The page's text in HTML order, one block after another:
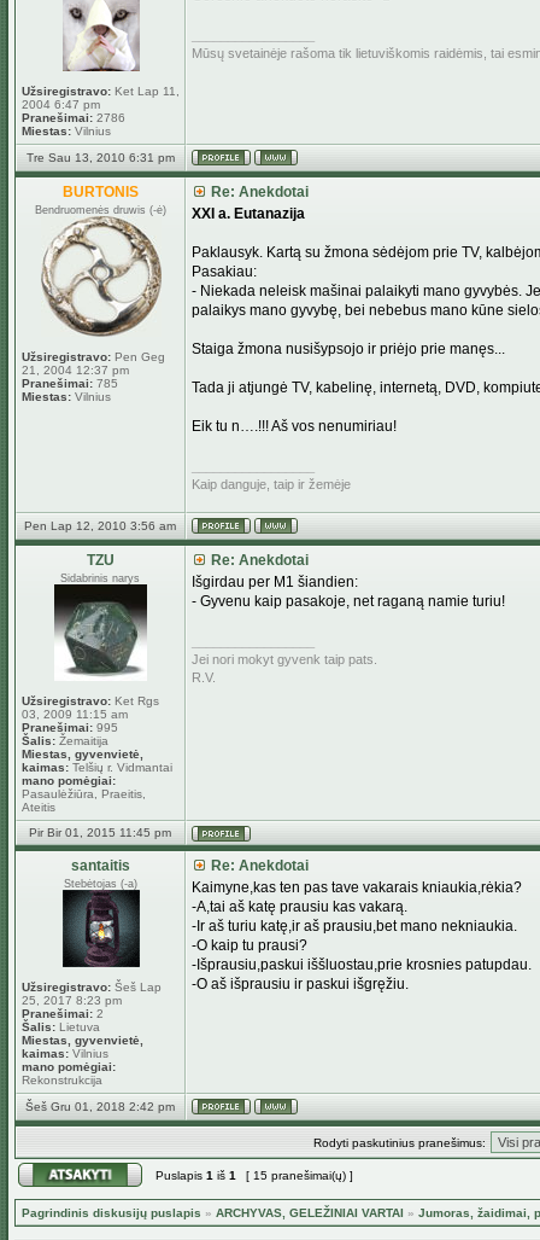
Užsiregistravo: Ket Lap 11,
2004 6:47 pm
Pranešimai: 2786
Miestas: Vilnius
Mūsų svetainėje rašoma tik lietuviškomis raidėmis, tai
Tre Sau 13, 2010 6:31 pm
BURTONIS
Bendruomenės druwis (-ė)
Užsiregistravo: Pen Geg
21, 2004 12:37 pm
Pranešimai: 785
Miestas: Vilnius
Re: Anekdotai
XXI a. Eutanazija
Paklausyk. Kartą su žmona sėdėjom prie TV,
Pasakiau:
- Niekada neleisk mašinai palaikyti mano gyvybės.
palaikys mano gyvybę, bei nebebus mano kūne
Staiga žmona nusišypsojo ir priėjo prie manęs...
Tada ji atjungė TV, kabelinę, internetą, DVD,
Eik tu n….!!! Aš vos nenumiriau!
Kaip danguje, taip ir žemėje
Pen Lap 12, 2010 3:56 am
TZU
Sidabrinis narys
Užsiregistravo: Ket Rgs
03, 2009 11:15 am
Pranešimai: 995
Šalis: Žemaitija
Miestas, gyvenvietė,
kaimas: Telšių r. Vidmantai
mano pomėgiai:
Pasaulėžiūra, Praeitis,
Ateitis
Re: Anekdotai
Išgirdau per M1 šiandien:
- Gyvenu kaip pasakoje, net raganą namie turiu!
Jei nori mokyt gyvenk taip pats.
R.V.
Pir Bir 01, 2015 11:45 pm
santaitis
Stebėtojas (-a)
Užsiregistravo: Šeš Lap
25, 2017 8:23 pm
Pranešimai: 2
Šalis: Lietuva
Miestas, gyvenvietė,
kaimas: Vilnius
mano pomėgiai:
Rekonstrukcija
Re: Anekdotai
Kaimyne,kas ten pas tave vakarais kniaukia,rėkia?
-A,tai aš katę prausiu kas vakarą.
-Ir aš turiu katę,ir aš prausiu,bet mano nekniaukia.
-O kaip tu prausi?
-Išprausiu,paskui iššluostau,prie krosnies patupdau.
-O aš išprausiu ir paskui išgręžiu.
Šeš Gru 01, 2018 2:42 pm
Rodyti paskutinius pranešimus:
Puslapis 1 iš 1 [ 15 pranešimai(ų) ]
Pagrindinis diskusijų puslapis » ARCHYVAS, GELEŽINIAI VARTAI » Jumoras, žaidimai,